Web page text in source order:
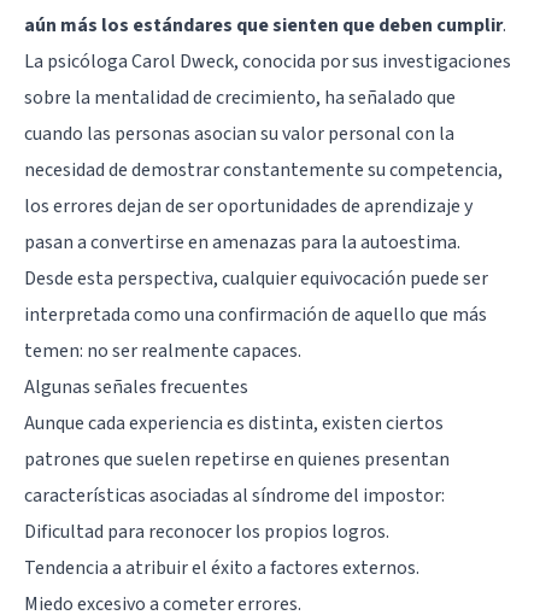
aún más los estándares que sienten que deben cumplir.
La psicóloga Carol Dweck, conocida por sus investigaciones
sobre la mentalidad de crecimiento, ha señalado que
cuando las personas asocian su valor personal con la
necesidad de demostrar constantemente su competencia,
los errores dejan de ser oportunidades de aprendizaje y
pasan a convertirse en amenazas para laautoestima.
Desde esta perspectiva, cualquier equivocación puede ser
interpretada como una confirmación de aquello que más
temen: no ser realmente capaces.
Algunas señales frecuentes
Aunque cada experiencia es distinta, existen ciertos
patrones que suelen repetirse en quienes presentan
características asociadas al síndrome del impostor:
Dificultad para reconocer los propios logros.
Tendencia a atribuir el éxito a factores externos.
Miedo excesivo a cometer errores.